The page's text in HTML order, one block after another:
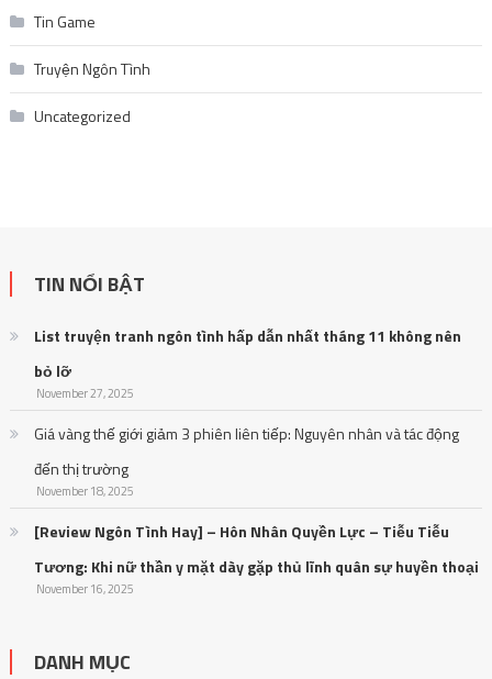
Tin Game
Truyện Ngôn Tình
Uncategorized
TIN NỔI BẬT
List truyện tranh ngôn tình hấp dẫn nhất tháng 11 không nên
bỏ lỡ
November 27, 2025
Giá vàng thế giới giảm 3 phiên liên tiếp: Nguyên nhân và tác động
đến thị trường
November 18, 2025
[Review Ngôn Tình Hay] – Hôn Nhân Quyền Lực – Tiễu Tiễu
Tương: Khi nữ thần y mặt dày gặp thủ lĩnh quân sự huyền thoại
November 16, 2025
DANH MỤC